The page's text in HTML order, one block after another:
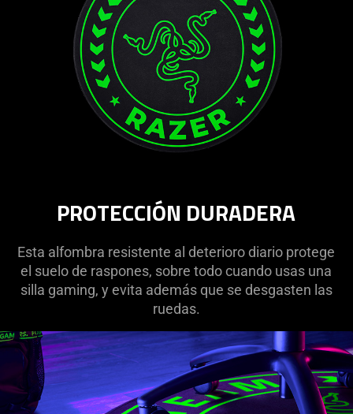
PROTECCIÓN DURADERA
Esta alfombra resistente al deterioro diario protege
el suelo de raspones, sobre todo cuando usas una
silla gaming, y evita además que se desgasten las
ruedas.